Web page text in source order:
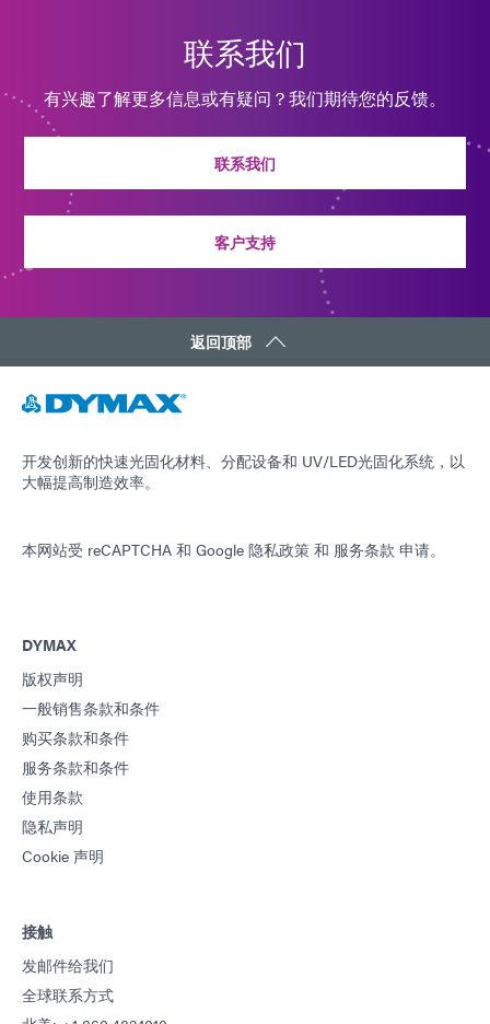
联系我们
有兴趣了解更多信息或有疑问？我们期待您的反馈。
联系我们
客户支持
返回顶部
开发创新的快速光固化材料、分配设备和 UV/LED光固化系统，以
大幅提高制造效率。
本网站受 reCAPTCHA 和 Google 隐私政策 和 服务条款 申请。
DYMAX
版权声明
一般销售条款和条件
购买条款和条件
服务条款和条件
使用条款
隐私声明
Cookie 声明
接触
发邮件给我们
全球联系方式